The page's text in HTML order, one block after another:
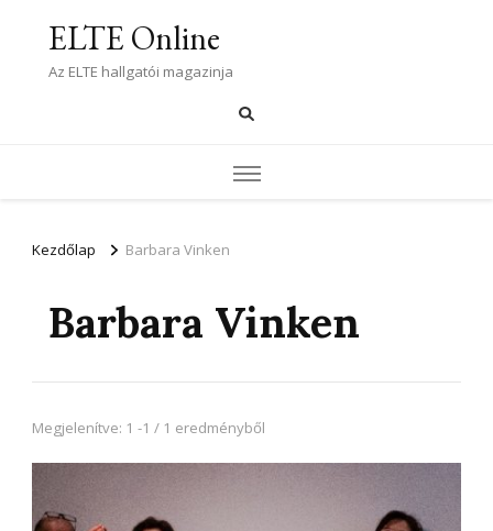
ELTE Online
Az ELTE hallgatói magazinja
Kezdőlap Barbara Vinken
Barbara Vinken
Megjelenítve: 1 -1 / 1 eredményből